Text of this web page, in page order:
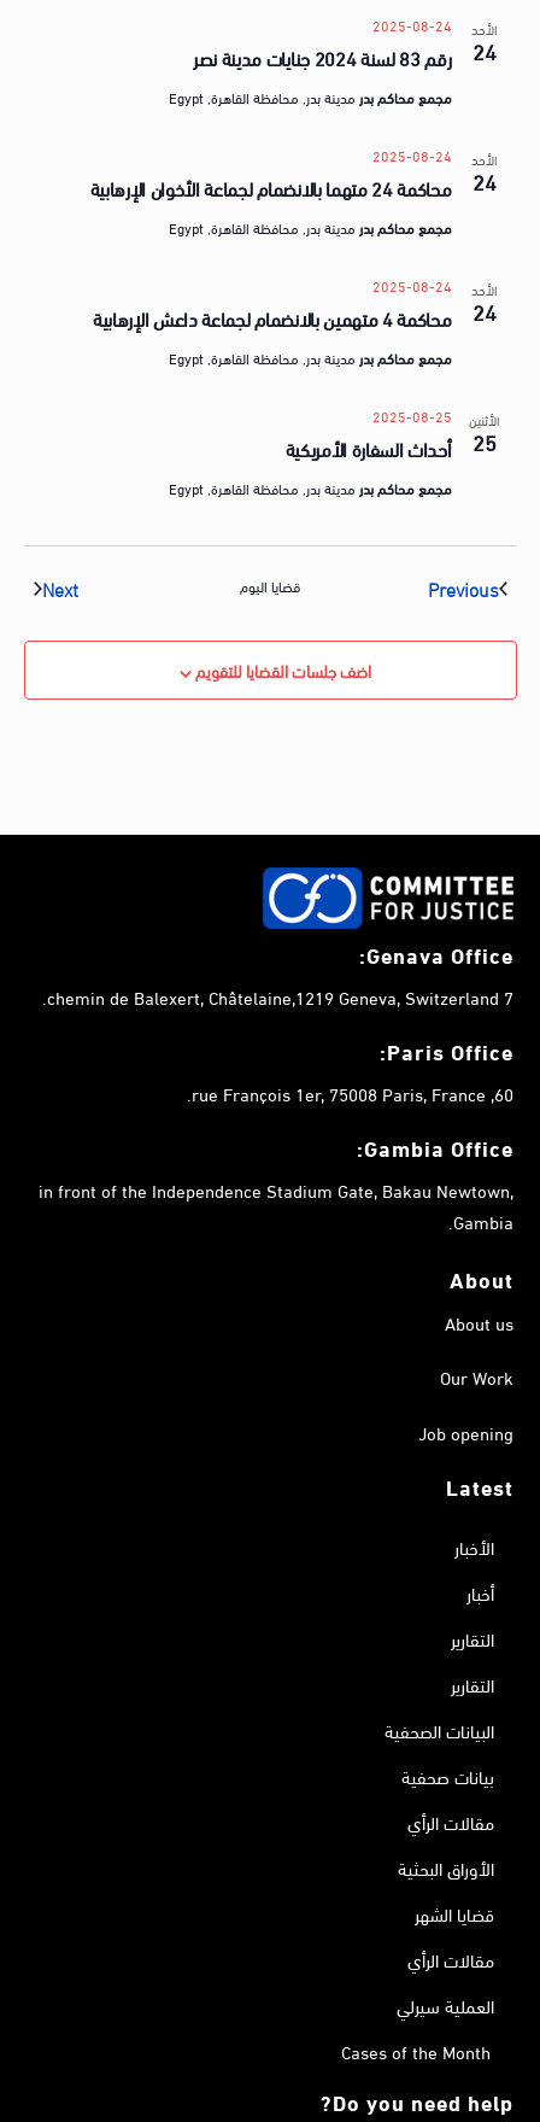
الأحد
24 رقم 83 لسنة 2024 جنايات مدينة نصر
2025-08-24
مجمع محاكم بدر مدينة بدر, محافظة القاهرة, Egypt
الأحد
24 محاكمة 24 متهما بالانضمام لجماعة الأخوان الإرهابية
2025-08-24
مجمع محاكم بدر مدينة بدر, محافظة القاهرة, Egypt
الأحد
24 محاكمة 4 متهمين بالانضمام لجماعة داعش الإرهابية
2025-08-24
مجمع محاكم بدر مدينة بدر, محافظة القاهرة, Egypt
الأثنين
25 أحداث السفارة الأمريكية
2025-08-25
مجمع محاكم بدر مدينة بدر, محافظة القاهرة, Egypt
Previous قضايا اليوم Next
اضف جلسات القضايا للتقويم
Genava Office:
7 chemin de Balexert, Châtelaine,1219 Geneva, Switzerland.
Paris Office:
60, rue François 1er, 75008 Paris, France.
Gambia Office:
in front of the Independence Stadium Gate, Bakau Newtown,
Gambia.
About
About us
Our Work
Job opening
Latest
الأخبار
أخبار
التقارير
التقارير
البيانات الصحفية
بيانات صحفية
مقالات الرأي
الأوراق البحثية
قضايا الشهر
مقالات الرأي
العملية سيرلي
Cases of the Month
Do you need help?